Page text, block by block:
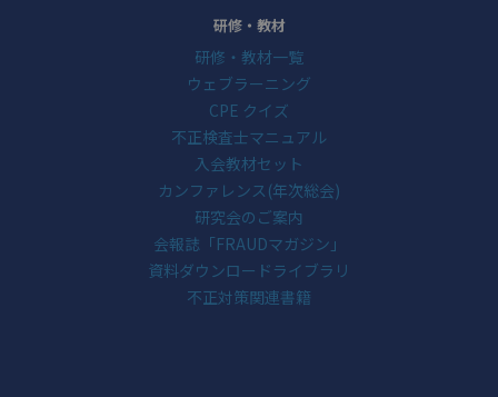
研修・教材
研修・教材一覧
ウェブラーニング
CPE クイズ
不正検査士マニュアル
入会教材セット
カンファレンス(年次総会)
研究会のご案内
会報誌「FRAUDマガジン」
資料ダウンロードライブラリ
不正対策関連書籍